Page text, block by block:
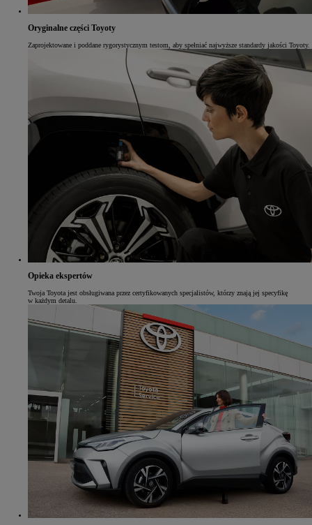
Oryginalne części Toyoty
Zaprojektowane i poddane rygorystycznym testom, aby spełniać najwyższe standardy jakości Toyoty.
Opieka ekspertów
Twoja Toyota jest obsługiwana przez certyfikowanych specjalistów, którzy znają jej specyfikę
w każdym detalu.